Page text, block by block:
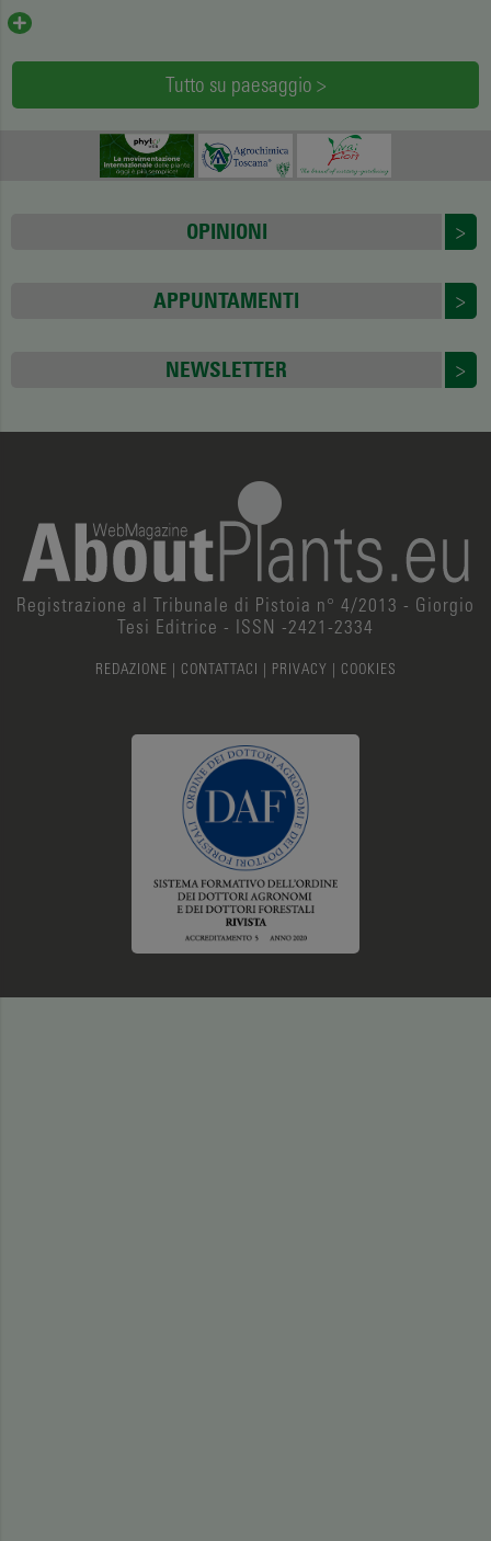
Tutto su paesaggio >
OPINIONI >
APPUNTAMENTI >
NEWSLETTER >
Registrazione al Tribunale di Pistoia n° 4/2013 - Giorgio
Tesi Editrice - ISSN -2421-2334
REDAZIONE | CONTATTACI | PRIVACY | COOKIES